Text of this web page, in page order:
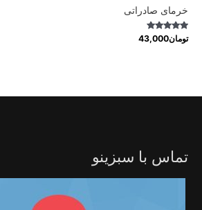
خرمای صادراتی
Rated
5.00
تومان43,000
تماس با سبزینو